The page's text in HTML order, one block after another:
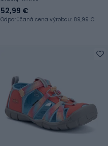
52,99 €
Odporúčaná cena výrobcu: 89,99 €